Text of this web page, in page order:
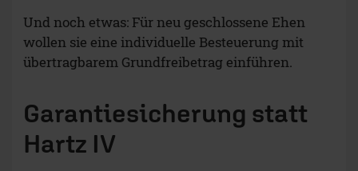
Und noch etwas: Für neu geschlossene Ehen
wollen sie eine individuelle Besteuerung mit
übertragbarem Grundfreibetrag einführen.
Garantiesicherung statt
Hartz IV